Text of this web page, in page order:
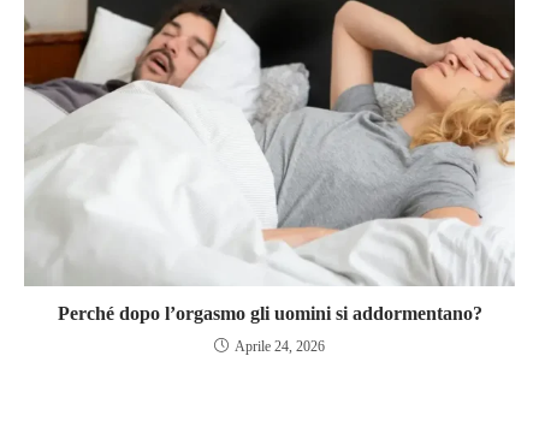
Perché dopo l’orgasmo gli uomini si addormentano?
Aprile 24, 2026